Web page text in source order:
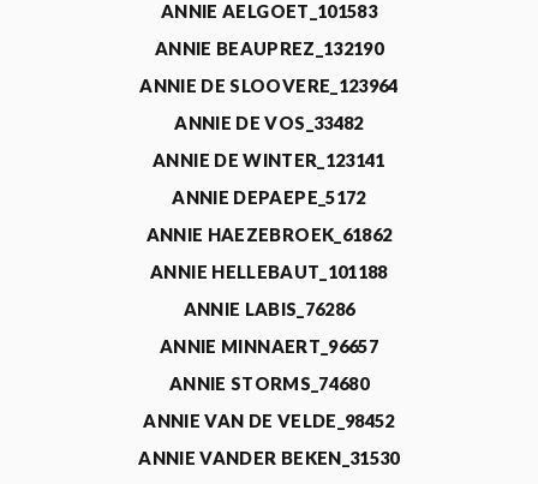
ANNIE AELGOET_101583
ANNIE BEAUPREZ_132190
ANNIE DE SLOOVERE_123964
ANNIE DE VOS_33482
ANNIE DE WINTER_123141
ANNIE DEPAEPE_5172
ANNIE HAEZEBROEK_61862
ANNIE HELLEBAUT_101188
ANNIE LABIS_76286
ANNIE MINNAERT_96657
ANNIE STORMS_74680
ANNIE VAN DE VELDE_98452
ANNIE VANDER BEKEN_31530